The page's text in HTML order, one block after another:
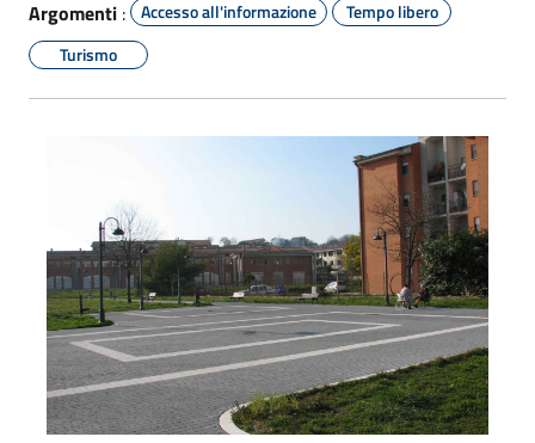
Argomenti : Accesso all'informazione
Tempo libero
Turismo